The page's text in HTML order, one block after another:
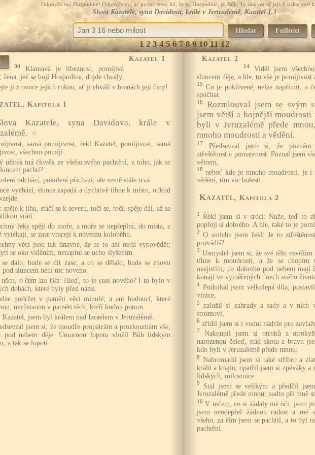
Odpověz mi, Hospodine! Odpověz mi, ať pozná tento lid, že ty, Hospodine, jsi Bůh. Ty sám obrať jejich srdce zpět k
Slova Kazatele, syna Davidova, krále v Jeruzalémě. Kazatel 1,1
Hledat Fulltext
1 2 3 4 5 6 7 8 9 10 11 12
Kazatel 1
30
Klamavá je líbeznost, pomíjivá
žena, jež se bojí Hospodina, dojde chvály.
jí z ovoce jejích rukou, ať ji chválí v branách její činy!
, Kapitola 1
Kazatele, syna Davidova, krále v
☆
samá pomíjivost, řekl Kazatel, pomíjivost, samá
všechno pomíjí.
užitek má člověk ze všeho svého pachtění, z toho, jak se
pachtí?
odchází, pokolení přichází, ale země stále trvá.
vychází, slunce zapadá a dychtivě tíhne k místu, odkud
spěje k jihu, stáčí se k severu, točí se, točí, spěje dál, až se
vrátí.
řeky spějí do moře, a moře se nepřeplní; do místa, z
vytékají, se zase vracejí k novému koloběhu.
věci jsou tak únavné, že se to ani nedá vypovědět;
se oko viděním, nenaplní se ucho slyšením.
se dálo, bude se dít zase, a co se dělalo, bude se znovu
pod sluncem není nic nového.
něco, o čem lze říci: Hleď, to je cosi nového? I to bylo v
dobách, které byly před námi.
podržet v paměti věci minulé; a ani budoucí, které
nezůstanou v paměti těch, kteří budou potom.
Kazatel, jsem byl králem nad Izraelem v Jeruzalémě.
jsem si, že moudře propátrám a prozkoumám vše,
pod nebem děje. Úmornou lopotu vložil Bůh lidským
a tak se lopotí.
Kazatel 2
14
Viděl jsem
sluncem děje, a hle, to vše je pomíjivost
15 Co je pokřivené, nelze napřímit, a
spočítat.
16
Rozmlouval jsem se svým
jsem větší a hojnější
byli v Jeruzalémě přede
mnoho moudrosti a vědění.
17
Předsevzal jsem si, že
ztřeštěnost a pomatenost. Poznal jsem
větrem,
18 neboť kde je mnoho moudrosti, je
vědění, tím víc bolesti.
Kazatel, Kapitola 2
1
Řekl jsem si v srdci: Nuže, teď to
popřeji si dobrého. A hle, také to je
2
O smíchu jsem řekl: Je to
provádíš?
3 Usmyslel jsem si, že své tělo
tíhne k moudrosti, a že se chopím
nezjistím, co dobrého pod nebem mají
konají ve vyměřených dnech svého
4 Podnikal jsem velkolepá díla,
vinice,
5
založil si zahrady a sady a v nich
stromoví,
6 zřídil jsem si i vodní nádrže pro
7
Nakoupil jsem si otroků a
narozenou čeleď, stád skotu a bravu
kdo byli v Jeruzalémě přede mnou.
8 Nahromadil jsem si také stříbro a
králů a krajin; opatřil jsem si zpěváky a
lidských, milostnice.
9
Stal jsem se velikým a předčil
Jeruzalémě přede mnou; nadto při mně
10 V ničem, co si žádaly mé oči, jsem
jsem neodepřel žádnou radost a mé
všeho, za čím jsem se pachtil, a to byl
pachtění.